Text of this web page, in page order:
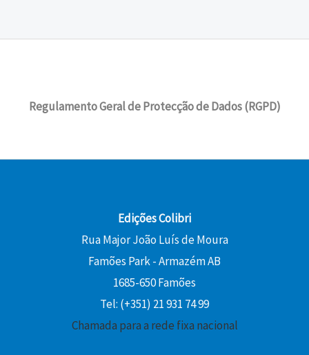
Regulamento Geral de Protecção de Dados (RGPD)
Edições Colibri
Rua Major João Luís de Moura
Famões Park - Armazém AB
1685-650 Famões
Tel: (+351) 21 931 74 99
Chamada para a rede fixa nacional